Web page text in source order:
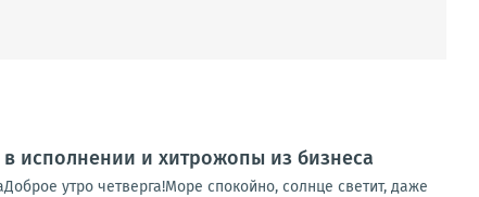
исполнении и хитрожопы из бизнеса
утро четверга!Море спокойно, солнце светит, даже